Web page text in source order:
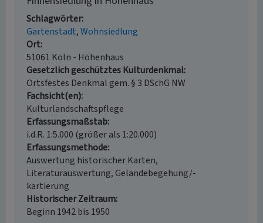
Schlagwörter
Gartenstadt Wohnsiedlung
Ort
51061 Köln - Höhenhaus
Gesetzlich geschütztes Kulturdenkmal
Ortsfestes Denkmal gem. § 3 DSchG NW
Fachsicht(en)
Kulturlandschaftspflege
Erfassungsmaßstab
i.d.R. 1:5.000 (größer als 1:20.000)
Erfassungsmethode
Auswertung historischer Karten,
Literaturauswertung, Geländebegehung/-
kartierung
Historischer Zeitraum
Beginn 1942 bis 1950